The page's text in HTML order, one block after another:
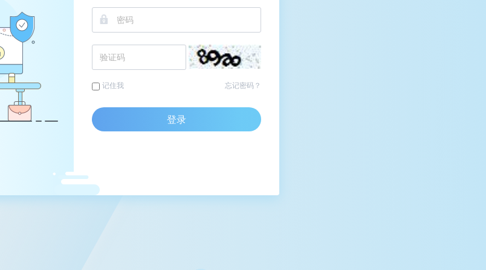
忘记密码？
记住我
登录